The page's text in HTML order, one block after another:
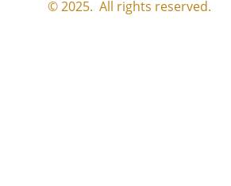
© 2025.  All rights reserved.